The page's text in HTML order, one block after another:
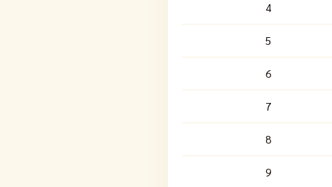
4
5
6
7
8
9